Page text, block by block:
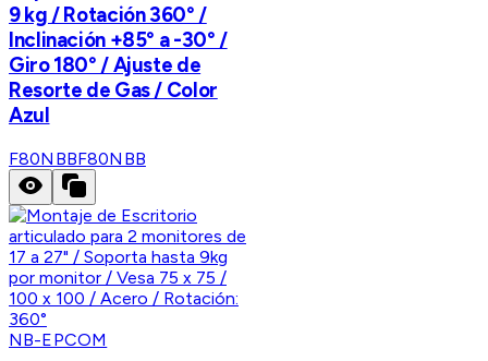
9 kg / Rotación 360° /
Inclinación +85° a -30° /
Giro 180° / Ajuste de
Resorte de Gas / Color
Azul
F80NBBF80NBB
NB-EPCOM